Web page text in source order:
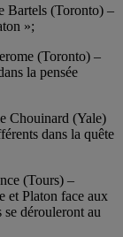
Bartels (Toronto) –
»;
(Toronto) –
la pensée
Chouinard (Yale)
dans la quête
(Tours) –
et Platon face aux
se dérouleront au